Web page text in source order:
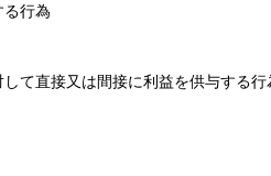
る行為
て直接又は間接に利益を供与する行